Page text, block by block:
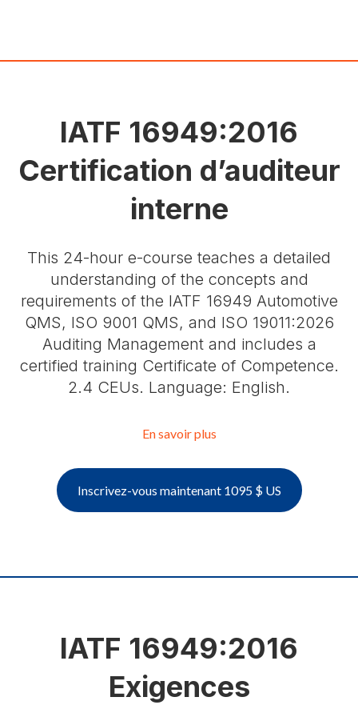
IATF 16949:2016
Certification d’auditeur
interne
This 24-hour e-course teaches a detailed
understanding of the concepts and
requirements of the IATF 16949 Automotive
QMS, ISO 9001 QMS, and ISO 19011:2026
Auditing Management and includes a
certified training Certificate of Competence.
2.4 CEUs. Language: English.
En savoir plus
Inscrivez-vous maintenant 1095 $ US
IATF 16949:2016
Exigences